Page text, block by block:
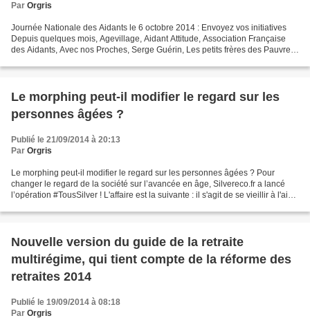
Par Orgris
Journée Nationale des Aidants le 6 octobre 2014 : Envoyez vos initiatives
Depuis quelques mois, Agevillage, Aidant Attitude, Association Française
des Aidants, Avec nos Proches, Serge Guérin, Les petits frères des Pauvres,
Le morphing peut-il modifier le regard sur les
personnes âgées ?
Publié le 21/09/2014 à 20:13
Par Orgris
Le morphing peut-il modifier le regard sur les personnes âgées ? Pour
changer le regard de la société sur l’avancée en âge, Silvereco.fr a lancé
l’opération #TousSilver ! L'affaire est la suivante : il s'agit de se vieillir à l'aide
Nouvelle version du guide de la retraite
multirégime, qui tient compte de la réforme des
retraites 2014
Publié le 19/09/2014 à 08:18
Par Orgris